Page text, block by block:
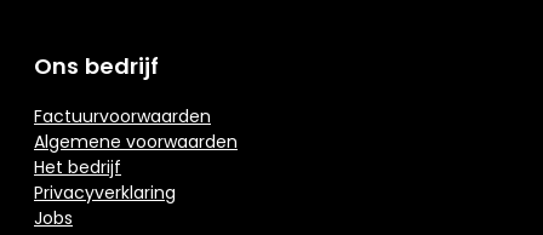
Ons bedrijf
Factuurvoorwaarden
Algemene voorwaarden
Het bedrijf
Privacyverklaring
Jobs